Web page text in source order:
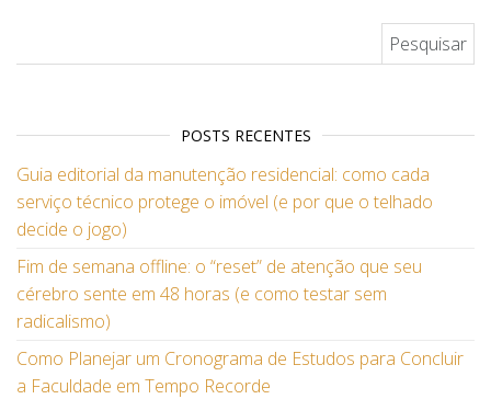
POSTS RECENTES
Guia editorial da manutenção residencial: como cada
serviço técnico protege o imóvel (e por que o telhado
decide o jogo)
Fim de semana offline: o “reset” de atenção que seu
cérebro sente em 48 horas (e como testar sem
radicalismo)
Como Planejar um Cronograma de Estudos para Concluir
a Faculdade em Tempo Recorde